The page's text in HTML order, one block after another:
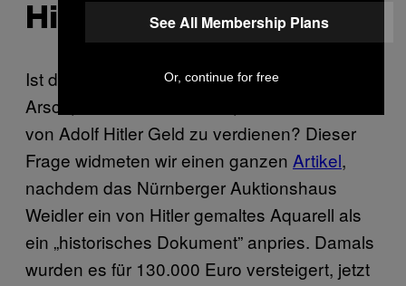
Hilterbilder
Ist der moralische Kompass gänzlich im
Arsch, wenn man versucht, mit Gemälden
von Adolf Hitler Geld zu verdienen? Dieser
Frage widmeten wir einen ganzen Artikel,
nachdem das Nürnberger Auktionshaus
Weidler ein von Hitler gemaltes Aquarell als
ein „historisches Dokument” anpries. Damals
wurden es für 130.000 Euro versteigert, jetzt
See All Membership Plans
Or, continue for free